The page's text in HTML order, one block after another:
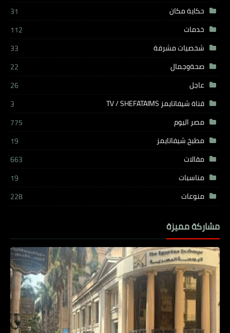
حكاية مكان
31
خدمات
112
شخصيات مشرفة
33
صحةوجمال
22
عاجل
26
قناة شيفاتايمز TV / SHEFATAIMS
3
مصر اليوم
775
مطبخ شيفاتايمز
19
مقالات
663
مناسبات
19
منوعات
228
مشاركة مميزة